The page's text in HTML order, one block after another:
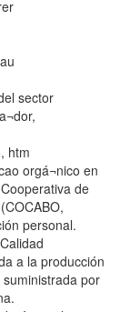
sector
htm
orgá¬nico en
de
personal.
a la producción
por